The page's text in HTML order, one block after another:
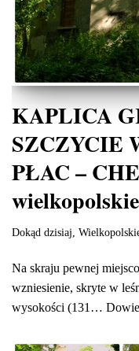
KAPLICA
SZCZYCIE
PŁAC –
wielkopolskie
Dokąd dzisiaj
Na skraju pewnej
wzniesienie, skryte w
wysokości (131…